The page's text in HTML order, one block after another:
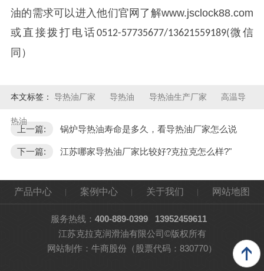
油的需求可以进入他们官网了解www.jsclock88.com
或直接拨打电话0512-57735677/13621559189(微信
同）
本文标签： 导热油厂家 导热油 导热油生产厂家 高温导
热油
上一篇: 锅炉导热油寿命是多久，看导热油厂家怎么说
下一篇: 江苏哪家导热油厂家比较好?克拉克怎么样?"
产品中心 案例中心 关于我们 网站地图
服务热线： 400-889-0399
13952459611
江苏克拉克润滑油有限公司©版权所有
网站制作： 牛商股份 （股票代码：830770）